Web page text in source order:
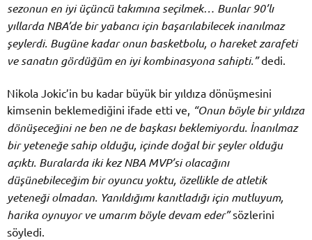
sezonun en iyi üçüncü takımına seçilmek… Bunlar 90’lı
yıllarda NBA’de bir yabancı için başarılabilecek inanılmaz
şeylerdi. Bugüne kadar onun basketbolu, o hareket zarafeti
ve sanatın gördüğüm en iyi kombinasyona sahipti.”dedi.
Nikola Jokic’in bu kadar büyük bir yıldıza dönüşmesini
kimsenin beklemediğini ifade etti ve, “Onun böyle bir yıldıza
dönüşeceğini ne ben ne de başkası beklemiyordu. İnanılmaz
bir yeteneğe sahip olduğu, içinde doğal bir şeyler olduğu
açıktı. Buralarda iki kez NBA MVP’si olacağını
düşünebileceğim bir oyuncu yoktu, özellikle de atletik
yeteneği olmadan. Yanıldığımı kanıtladığı için mutluyum,
harika oynuyor ve umarım böyle devam eder”sözlerini
söyledi.